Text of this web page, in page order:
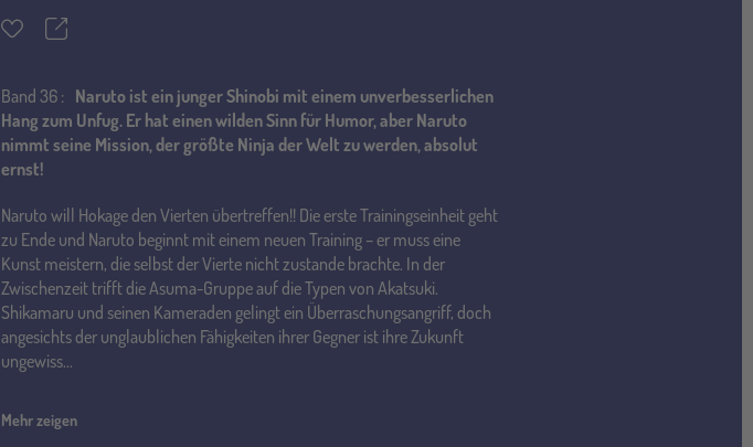
MerkzettelTeilen
Band 36 : Naruto ist ein junger Shinobi mit einem unverbesserlichen
Hang zum Unfug. Er hat einen wilden Sinn für Humor, aber Naruto
nimmt seine Mission, der größte Ninja der Welt zu werden, absolut
ernst!
Naruto will Hokage den Vierten übertreffen!! Die erste Trainingseinheit geht
zu Ende und Naruto beginnt mit einem neuen Training – er muss eine
Kunst meistern, die selbst der Vierte nicht zustande brachte. In der
Zwischenzeit trifft die Asuma-Gruppe auf die Typen von Akatsuki.
Shikamaru und seinen Kameraden gelingt ein Überraschungsangriff, doch
angesichts der unglaublichen Fähigkeiten ihrer Gegner ist ihre Zukunft
ungewiss...
Mehr zeigen